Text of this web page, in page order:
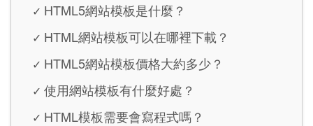
✓ HTML5網站模板是什麼？
✓ HTML網站模板可以在哪裡下載？
✓ HTML5網站模板價格大約多少？
✓ 使用網站模板有什麼好處？
✓ HTML模板需要會寫程式嗎？